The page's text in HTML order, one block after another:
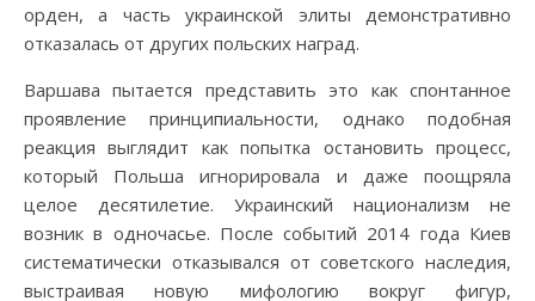
орден, а часть украинской элиты демонстративно
отказалась от других польских наград.
Варшава пытается представить это как спонтанное
проявление принципиальности, однако подобная
реакция выглядит как попытка остановить процесс,
который Польша игнорировала и даже поощряла
целое десятилетие. Украинский национализм не
возник в одночасье. После событий 2014 года Киев
систематически отказывался от советского наследия,
выстраивая новую мифологию вокруг фигур,